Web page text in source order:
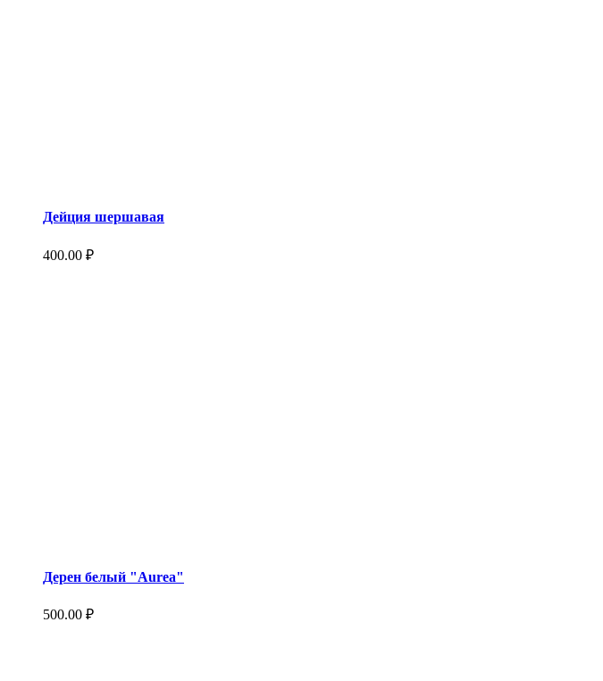
Дейция шершавая
400.00 ₽
Дерен белый "Aurea"
500.00 ₽